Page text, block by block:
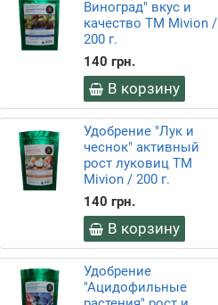
Виноград" вкус и
качество ТМ Mivion /
200 г.
140 грн.
В корзину
Удобрение "Лук и
чеснок" активный
рост луковиц ТМ
Mivion / 200 г.
140 грн.
В корзину
Удобрение
"Ацидофильные